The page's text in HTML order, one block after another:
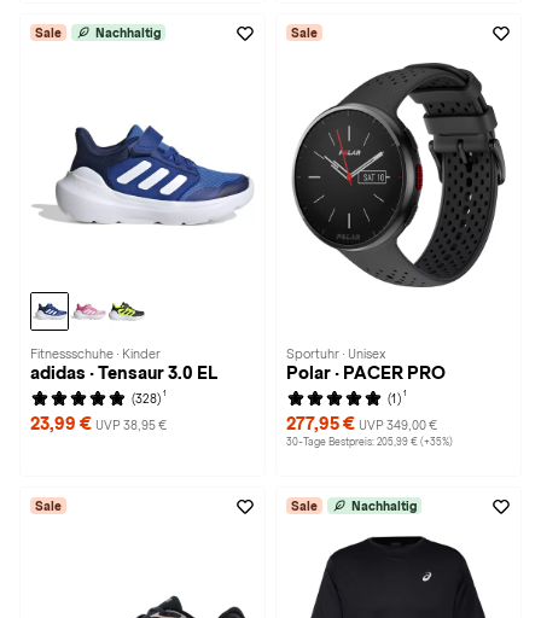
Sale Nachhaltig
Fitnessschuhe · Kinder
adidas · Tensaur 3.0 EL
(328) 1
23,99 € UVP 38,95 €
Sale
Sportuhr · Unisex
Polar · PACER PRO
(1) 1
277,95 € UVP 349,00 €
30-Tage Bestpreis: 205,99 € (+35%)
Sale Sale Nachhaltig